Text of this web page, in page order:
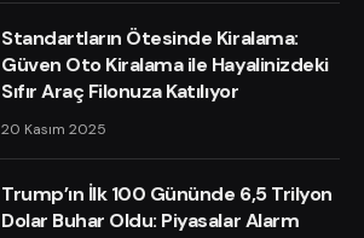
Standartların Ötesinde Kiralama:
Güven Oto Kiralama ile Hayalinizdeki
Sıfır Araç Filonuza Katılıyor
20 Kasım 2025
Trump’ın İlk 100 Gününde 6,5 Trilyon
Dolar Buhar Oldu: Piyasalar Alarm